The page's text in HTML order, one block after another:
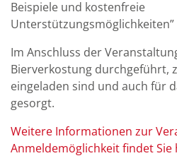
Beispiele und kostenfreie
Unterstützungsmöglichkeiten”
Im Anschluss der
Bierverkostung durchgeführt,
eingeladen sind und auch für
gesorgt.
Weitere Informationen zur
Anmeldemöglichkeit findet Sie